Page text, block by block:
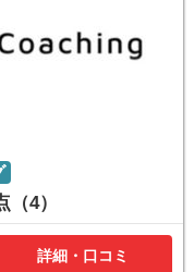
（4）
詳細・口コミ